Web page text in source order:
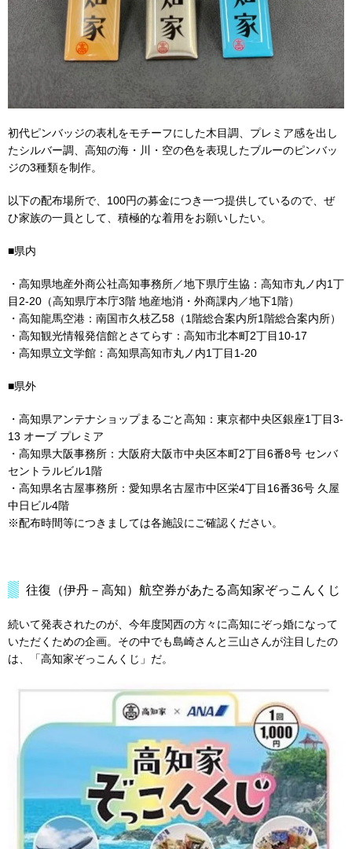
初代ピンバッジの表札をモチーフにした木目調、プレミア感を出し
たシルバー調、高知の海・川・空の色を表現したブルーのピンバッ
ジの3種類を制作。
以下の配布場所で、100円の募金につき一つ提供しているので、ぜ
ひ家族の一員として、積極的な着用をお願いしたい。
■県内
・高知県地産外商公社高知事務所／地下県庁生協：高知市丸ノ内1丁
目2-20（高知県庁本庁3階 地産地消・外商課内／地下1階）
・高知龍馬空港：南国市久枝乙58（1階総合案内所1階総合案内所）
・高知観光情報発信館とさてらす：高知市北本町2丁目10-17
・高知県立文学館：高知県高知市丸ノ内1丁目1-20
■県外
・高知県アンテナショップまるごと高知：東京都中央区銀座1丁目3-
13 オーブ プレミア
・高知県大阪事務所：大阪府大阪市中央区本町2丁目6番8号 センバ
セントラルビル1階
・高知県名古屋事務所：愛知県名古屋市中区栄4丁目16番36号 久屋
中日ビル4階
※配布時間等につきましては各施設にご確認ください。
往復（伊丹－高知）航空券があたる高知家ぞっこんくじ
続いて発表されたのが、今年度関西の方々に高知にぞっ婚になって
いただくための企画。その中でも島崎さんと三山さんが注目したの
は、「高知家ぞっこんくじ」だ。